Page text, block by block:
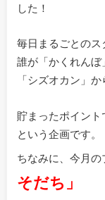
した！
毎日まるごとのス
誰が「かくれんぼ
「シズオカン」
貯まったポイン
という企画です。
ちなみに、今月の
そだち」